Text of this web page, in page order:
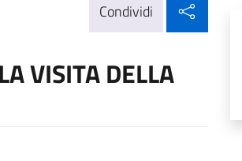
Condividi
VISITA DELLA